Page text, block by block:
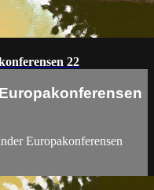
22
Europakonferensen